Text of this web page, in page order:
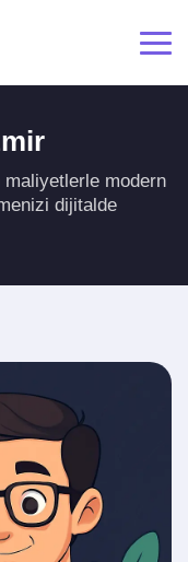
modern
dijitalde